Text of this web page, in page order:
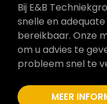
Bij E&B
snelle en adequate
bereikbaar. Onze
om u advies te
probleem snel te
MEER